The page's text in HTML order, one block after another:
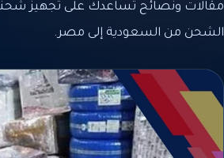
مقالات ونصائح تساعدك على تجهيز
الشحن من السعودية إلى مصر.